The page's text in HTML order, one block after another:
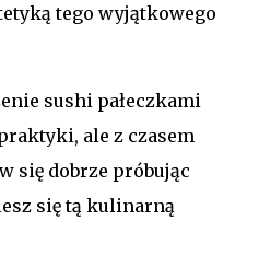
tego wyjątkowego
sushi pałeczkami
ale z czasem
się dobrze próbując
się tą kulinarną